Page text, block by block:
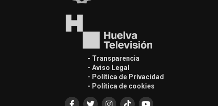
- Transparencia
- Aviso Legal
- Política de Privacidad
- Política de cookies